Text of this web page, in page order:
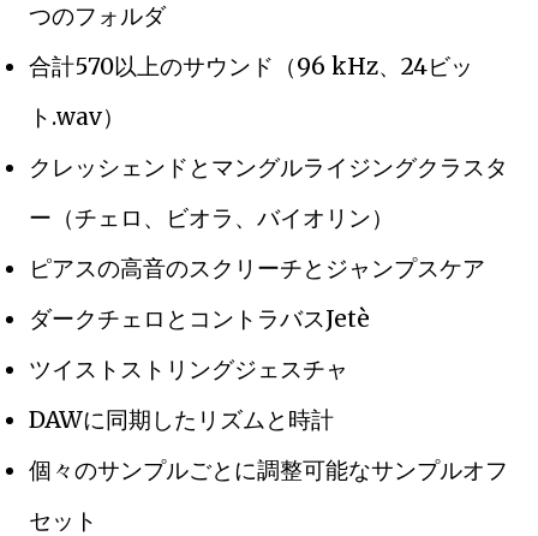
つのフォルダ
合計570以上のサウンド（96 kHz、24ビッ
ト.wav）
クレッシェンドとマングルライジングクラスタ
ー（チェロ、ビオラ、バイオリン）
ピアスの高音のスクリーチとジャンプスケア
ダークチェロとコントラバスJetè
ツイストストリングジェスチャ
DAWに同期したリズムと時計
個々のサンプルごとに調整可能なサンプルオフ
セット